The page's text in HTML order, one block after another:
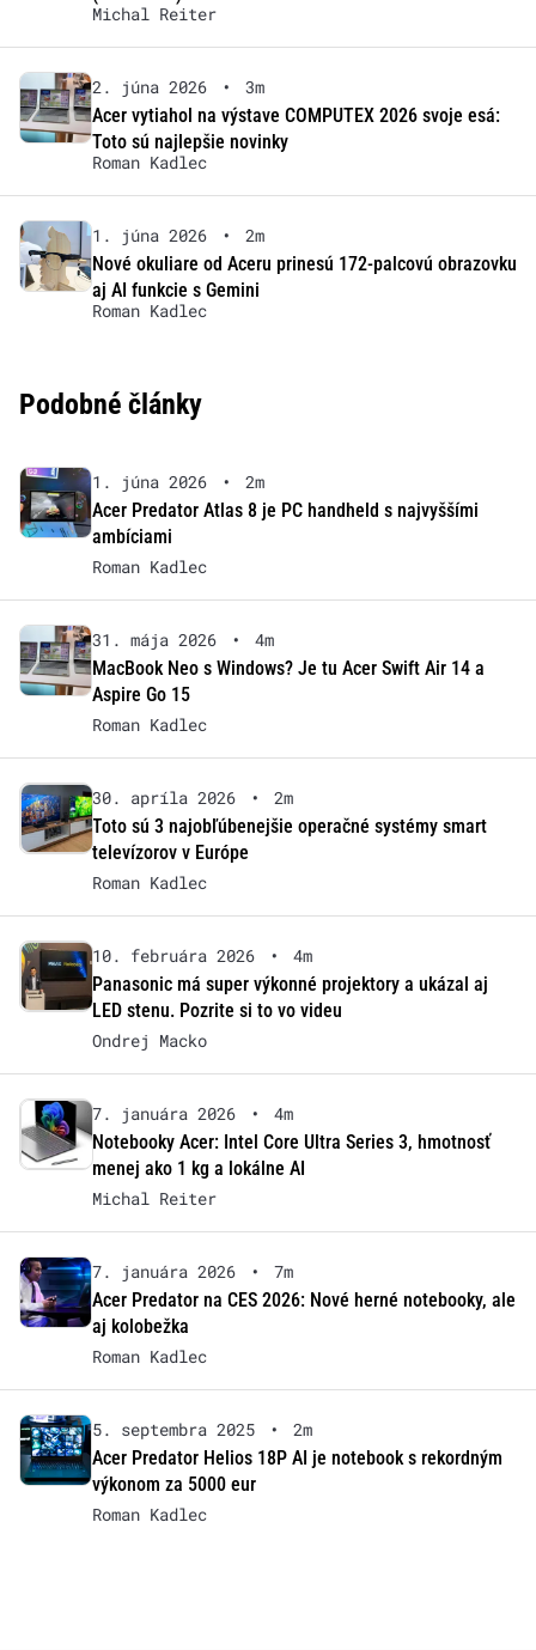
Michal Reiter
2. júna 2026 •
3m
Acer vytiahol na výstave COMPUTEX 2026 svoje esá:
Toto sú najlepšie novinky
Roman Kadlec
1. júna 2026 •
2m
Nové okuliare od Aceru prinesú 172-palcovú obrazovku
aj AI funkcie s Gemini
Roman Kadlec
Podobné články
1. júna 2026 •
2m
Acer Predator Atlas 8 je PC handheld s najvyššími
ambíciami
Roman Kadlec
31. mája 2026 •
4m
MacBook Neo s Windows? Je tu Acer Swift Air 14 a
Aspire Go 15
Roman Kadlec
30. apríla 2026 •
2m
Toto sú 3 najobľúbenejšie operačné systémy smart
televízorov v Európe
Roman Kadlec
10. februára 2026 •
4m
Panasonic má super výkonné projektory a ukázal aj
LED stenu. Pozrite si to vo videu
Ondrej Macko
7. januára 2026 •
4m
Notebooky Acer: Intel Core Ultra Series 3, hmotnosť
menej ako 1 kg a lokálne AI
Michal Reiter
7. januára 2026 •
7m
Acer Predator na CES 2026: Nové herné notebooky, ale
aj kolobežka
Roman Kadlec
5. septembra 2025 •
2m
Acer Predator Helios 18P AI je notebook s rekordným
výkonom za 5000 eur
Roman Kadlec